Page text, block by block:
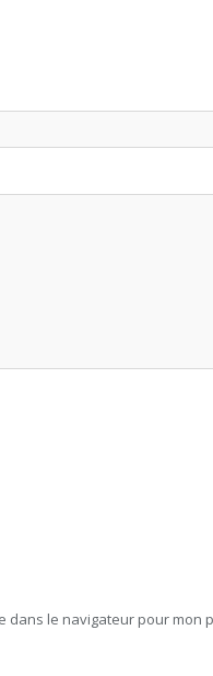
dans le navigateur pour mon